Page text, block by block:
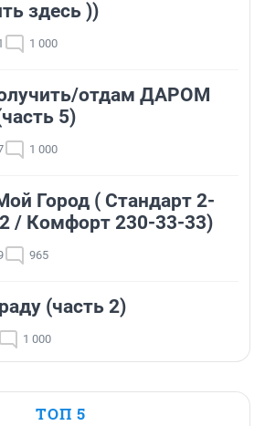
здесь ))
1 000
отдам ДАРОМ
5)
1 000
Город ( Стандарт 2-
/ Комфорт 230-33-33)
965
(часть 2)
1 000
ТОП 5